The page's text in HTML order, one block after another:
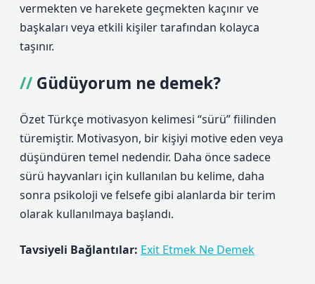
vermekten ve harekete geçmekten kaçınır ve
başkaları veya etkili kişiler tarafından kolayca
taşınır.
Güdüyorum ne demek?
Özet Türkçe motivasyon kelimesi “sürü” fiilinden
türemiştir. Motivasyon, bir kişiyi motive eden veya
düşündüren temel nedendir. Daha önce sadece
sürü hayvanları için kullanılan bu kelime, daha
sonra psikoloji ve felsefe gibi alanlarda bir terim
olarak kullanılmaya başlandı.
Tavsiyeli Bağlantılar: Exit Etmek Ne Demek